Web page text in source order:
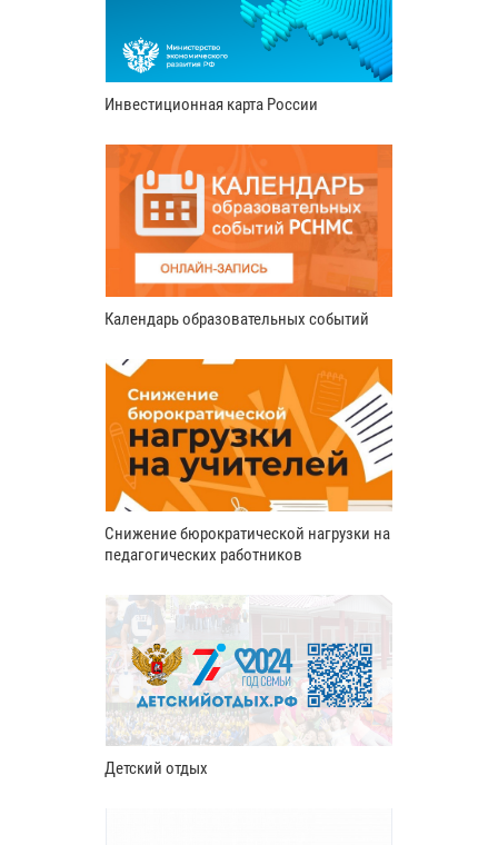
Инвестиционная карта России
Календарь образовательных событий
Снижение бюрократической нагрузки на
педагогических работников
Детский отдых